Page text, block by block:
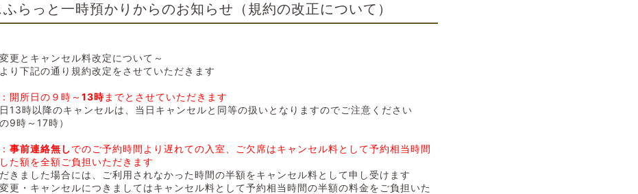
らっと一時預かりからのお知らせ（規約の改正について）
更とキャンセル料改定について～
り下記の通り規約改定をさせていただきます
開所日の９時～ 13時までとさせていただきます
13時以降のキャンセルは、当日キャンセルと同等の扱いとなりますのでご注意ください
の9時～17時）
事前連絡無しでのご予約時間より遅れての入室、ご欠席はキャンセル料として予約相当時間
た額を全額ご負担いただきます
きました場合には、ご利用されなかった時間の半額をキャンセル料として申し受けます
変更・キャンセルにつきましてはキャンセル料として予約相当時間の半額の料金をご負担いた